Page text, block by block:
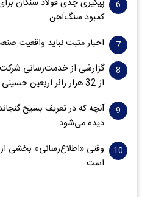
پیگیری جدی فولاد سنگان
کمبود سنگ‌آهن
اخبار مثبت نباید واقعیت
گزارشی از خدمت‌رسانی
از 32 هزار زائر اربعین حسینی
آنچه که در تعریف بسیج
دیده می‌شود
وقتی «اطلاع‌رسانی» بخشی
است